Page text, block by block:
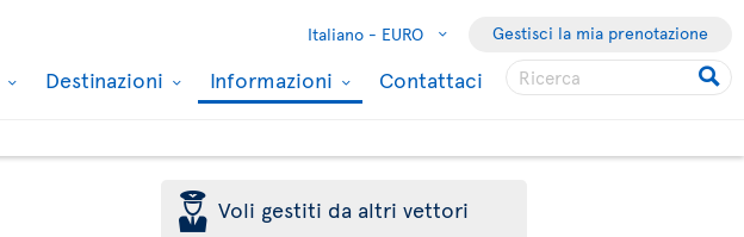
Italiano - EURO Gestisci la mia prenotazione
Destinazioni Informazioni Contattaci
þ Voli gestiti da altri vettori